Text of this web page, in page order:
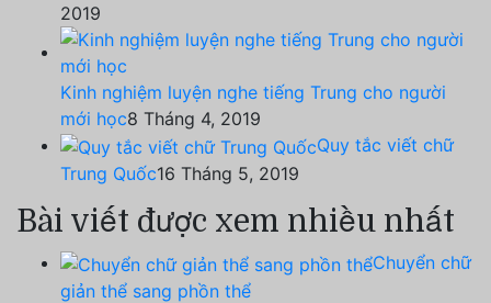
2019
Kinh nghiệm luyện nghe tiếng Trung cho người
mới học8 Tháng 4, 2019
Quy tắc viết chữ
Trung Quốc16 Tháng 5, 2019
Bài viết được xem nhiều nhất
Chuyển chữ
giản thể sang phồn thể